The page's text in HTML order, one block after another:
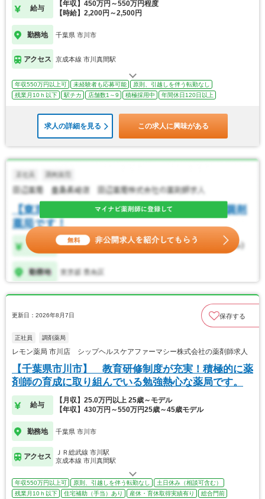
給与
【年収】450万円～550万円程度
【時給】2,200円～2,500円
勤務地 千葉県 市川市
アクセス 京成本線 市川真間駅
年収550万円以上可 未経験者も応募可能
原則、引越しを伴う転勤なし
残業月10ｈ以下
駅チカ 店舗数1～9 積極採用中 年間休日120日以上
求人の詳細を見る この求人に興味がある
更新日：2026年8月7日 保存する
正社員 調剤薬局
レモン薬局 市川店 シップヘルスケアファーマシー株式会社の薬剤師求人
【千葉県市川市】 教育研修制度が充実！積極的に薬
剤師の育成に取り組んでいる勉強熱心な薬局です。
給与
【月収】25.0万円以上 25歳～モデル
【年収】430万円～550万円25歳～45歳モデル
勤務地 千葉県 市川市
アクセス
ＪＲ総武線 市川駅
京成本線 市川真間駅
年収550万円以上可 原則、引越しを伴う転勤なし
土日休み（相談可含む）
残業月10ｈ以下
住宅補助（手当）あり 産休・育休取得実績有り
総合門前